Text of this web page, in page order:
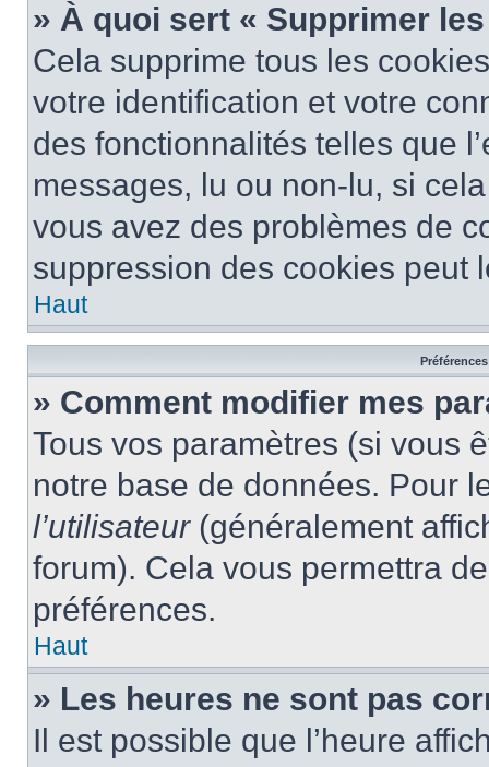
» À quoi sert « Supprimer
Cela supprime tous les
votre identification et votre
des fonctionnalités telles que
messages, lu ou non-lu, si
vous avez des problèmes de
suppression des cookies peut
Haut
» Comment modifier mes
Tous vos paramètres (si vous
notre base de données. Pour
l’utilisateur(généralement
forum). Cela vous permettra
préférences.
Haut
» Les heures ne sont pas
Il est possible que l’heure